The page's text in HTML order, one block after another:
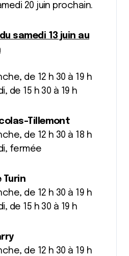
20 juin prochain.
samedi 13 juin au
de 12 h 30 à 19 h
de 15 h 30 à 19 h
Tillemont
de 12 h 30 à 18 h
fermée
Turin
de 12 h 30 à 19 h
de 15 h 30 à 19 h
de 12 h 30 à 19 h